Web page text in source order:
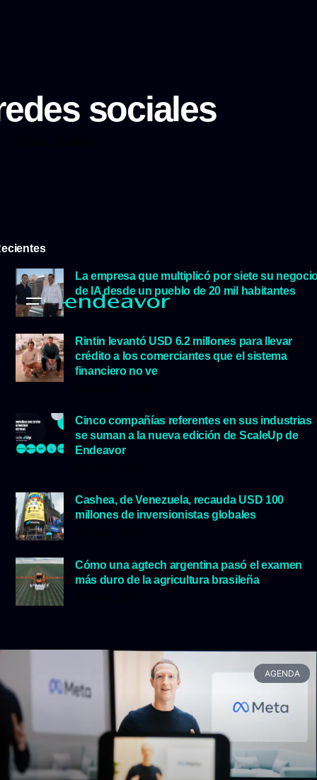
sociales
La empresa que multiplicó por siete su
de IA desde un pueblo de 20 mil habitantes
5 agosto, 2026
Rintin levantó USD 6.2 millones para llevar
crédito a los comerciantes que el sistema
financiero no ve
Cinco compañías referentes en sus industrias
se suman a la nueva edición de ScaleUp de
Endeavor
Cashea, de Venezuela, recauda USD 100
millones de inversionistas globales
Cómo una agtech argentina pasó el examen
más duro de la agricultura brasileña
AGENDA